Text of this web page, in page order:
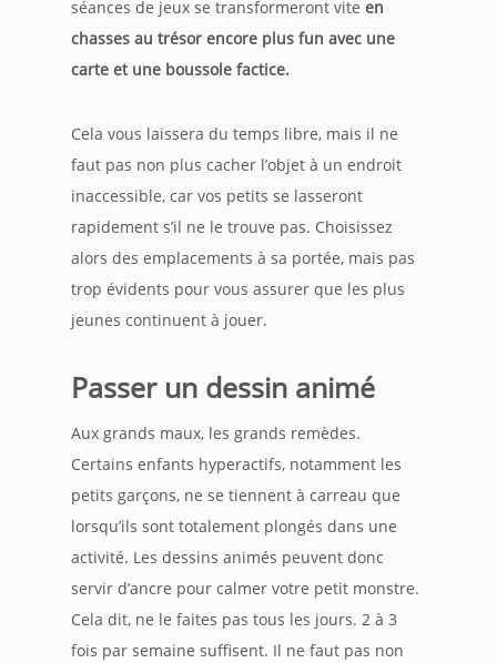
séances de jeux se transformeront vite en
chasses au trésor encore plus fun avec une
carte et une boussole factice.
Cela vous laissera du temps libre, mais il ne
faut pas non plus cacher l’objet à un endroit
inaccessible, car vos petits se lasseront
rapidement s’il ne le trouve pas. Choisissez
alors des emplacements à sa portée, mais pas
trop évidents pour vous assurer que les plus
jeunes continuent à jouer.
Passer un dessin animé
Aux grands maux, les grands remèdes.
Certains enfants hyperactifs, notamment les
petits garçons, ne se tiennent à carreau que
lorsqu’ils sont totalement plongés dans une
activité. Les dessins animés peuvent donc
servir d’ancre pour calmer votre petit monstre.
Cela dit, ne le faites pas tous les jours. 2 à 3
fois par semaine suffisent. Il ne faut pas non